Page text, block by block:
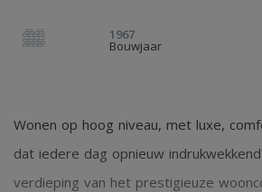
1967
Bouwjaar
Wonen op hoog niveau, met luxe,
dat iedere dag opnieuw
verdieping van het prestigieuze